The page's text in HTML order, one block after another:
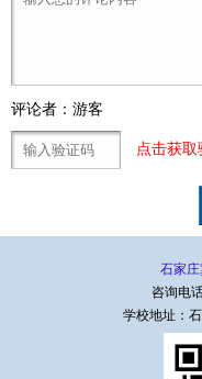
评论者：游客
点击获
石家
咨询电
学校地址：